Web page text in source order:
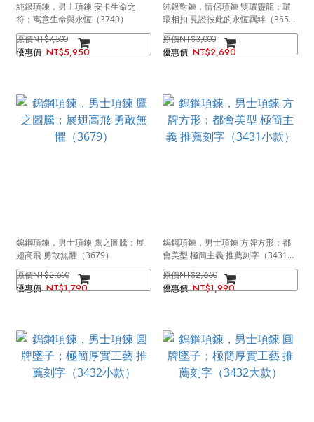
純銀項鍊，男士項鍊 安卡生命之
符；寓意生命與永恆（3740）
NT$7,500
NT$5,950
純銀對鍊，情侶項鍊 雙環靈龍；環
環相扣 見證彼此的永恆羈絆（3655
男款）
NT$3,000
NT$2,690
鎢鋼項鍊，男士項鍊 鷹之圖騰；展
翅高飛 勇敢無懼（3679）
NT$2,550
NT$1,790
鎢鋼項鍊，男士項鍊 方牌方形；都
會美型 極簡主義 推薦刻字（3431小
款）
NT$2,650
NT$1,990